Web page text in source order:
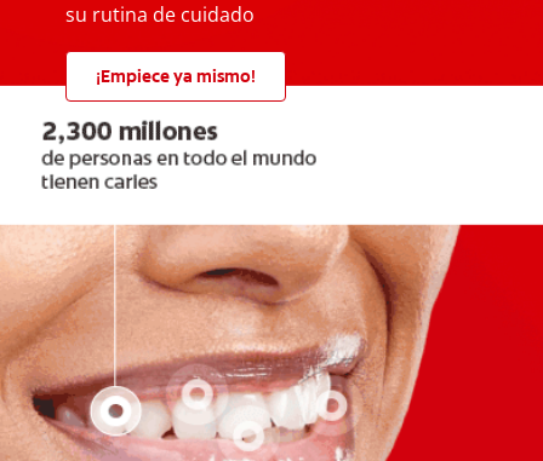
su rutina de cuidado
¡Empiece ya mismo!